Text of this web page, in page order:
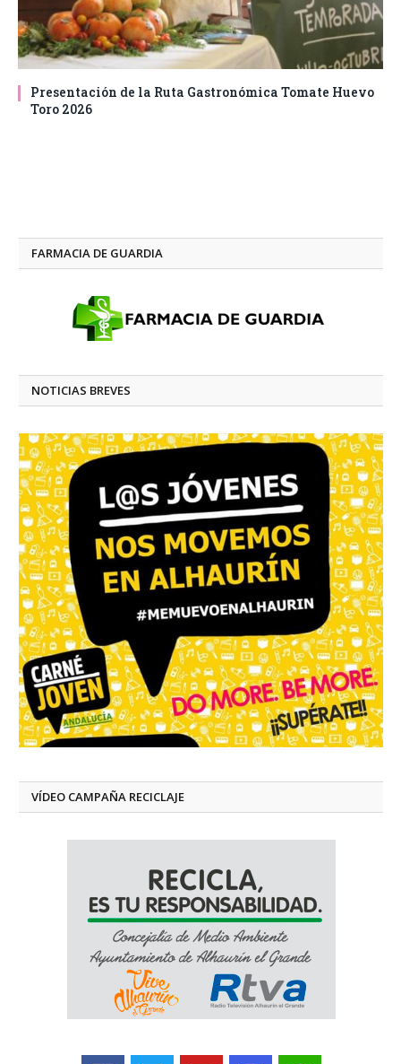
Presentación de la Ruta Gastronómica Tomate Huevo
Toro 2026
FARMACIA DE GUARDIA
NOTICIAS BREVES
VÍDEO CAMPAÑA RECICLAJE